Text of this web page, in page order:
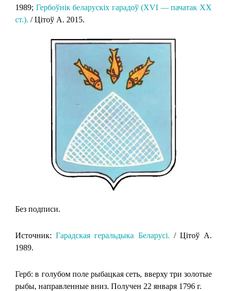
1989; Гербоўнік беларускіх гарадоў (XVI — пачатак XX
ст.). / Цітоў А. 2015.
Без подписи.
Источник:Гарадская геральдыка Беларусi. / Цiтоў А.
1989.
Герб: в голубом поле рыбацкая сеть, вверху три золотые
рыбы, направленные вниз. Получен 22 января 1796 г.